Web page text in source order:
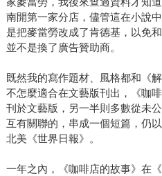
南開第一家分店，儘管這在小說
是把麥當勞改成了肯德基，以免
並不是換了廣告贊助商。
既然我的寫作題材、風格都和《
不怎麼適合在文藝版刊出，《咖
刊於文藝版，另一半則多數從未
互有關聯的，串成一個短篇，仍
北美《世界日報》。
一年之內，《咖啡店的故事》在